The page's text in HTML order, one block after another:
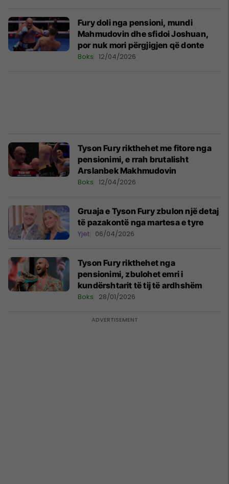
Fury doli nga pensioni, mundi
Mahmudovin dhe sfidoi Joshuan,
por nuk mori përgjigjen që donte
Boks 12/04/2026
Tyson Fury rikthehet me fitore nga
pensionimi, e rrah brutalisht
Arslanbek Makhmudovin
Boks 12/04/2026
Gruaja e Tyson Fury zbulon një detaj
të pazakontë nga martesa e tyre
Yjet 06/04/2026
Tyson Fury rikthehet nga
pensionimi, zbulohet emri i
kundërshtarit të tij të ardhshëm
Boks 28/01/2026